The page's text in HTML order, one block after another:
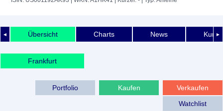
◄ ►
Übersicht Charts News
Frankfurt
Verkaufen
Kaufen
Portfolio
Watchlist